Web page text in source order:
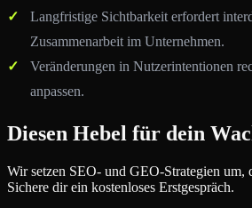
Langfristige Sichtbarkeit erfordert
Zusammenarbeit im Unternehmen.
Veränderungen in Nutzerintentionen
anpassen.
Diesen Hebel für dein
Wir setzen SEO- und GEO-Strategien um,
Sichere dir ein kostenloses Erstgespräch.